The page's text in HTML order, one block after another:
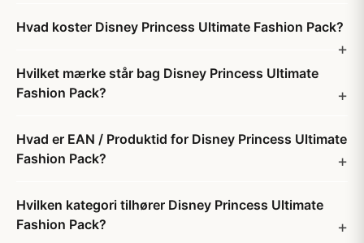
Hvad koster Disney Princess Ultimate Fashion Pack?
Hvilket mærke står bag Disney Princess Ultimate
Fashion Pack?
Hvad er EAN / Produktid for Disney Princess Ultimate
Fashion Pack?
Hvilken kategori tilhører Disney Princess Ultimate
Fashion Pack?